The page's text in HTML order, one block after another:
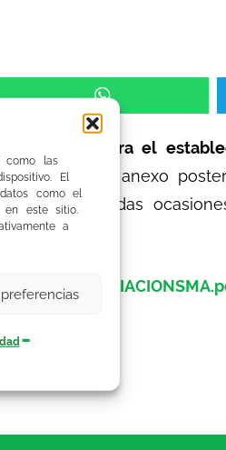
como las
El
como el
en este sitio.
a
Propuesta para el
así como su anexo
en repetidas